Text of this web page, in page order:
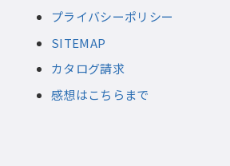
プライバシーポリシー
SITEMAP
カタログ請求
感想はこちらまで